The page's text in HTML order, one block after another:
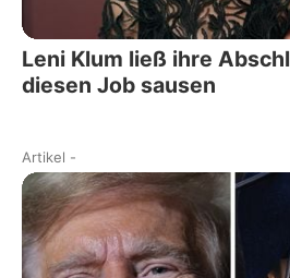
Leni Klum ließ ihre
diesen Job sausen
Artikel -